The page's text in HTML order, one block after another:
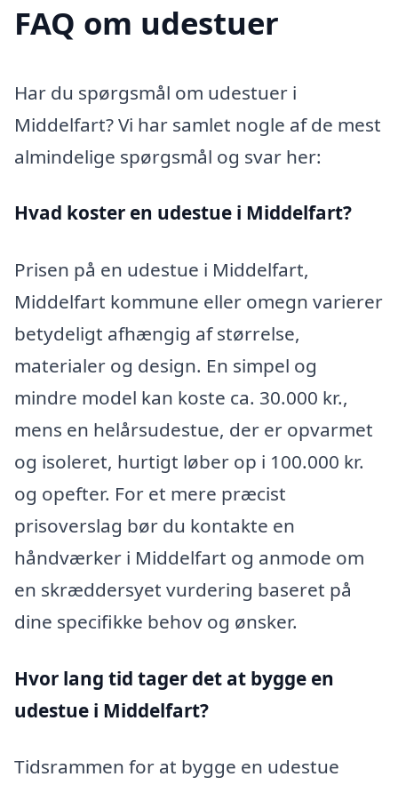
FAQ om udestuer
Har du spørgsmål om udestuer i
Middelfart? Vi har samlet nogle af de mest
almindelige spørgsmål og svar her:
Hvad koster en udestue i Middelfart?
Prisen på en udestue i Middelfart,
Middelfart kommune eller omegn varierer
betydeligt afhængig af størrelse,
materialer og design. En simpel og
mindre model kan koste ca. 30.000 kr.,
mens en helårsudestue, der er opvarmet
og isoleret, hurtigt løber op i 100.000 kr.
og opefter. For et mere præcist
prisoverslag bør du kontakte en
håndværker i Middelfart og anmode om
en skræddersyet vurdering baseret på
dine specifikke behov og ønsker.
Hvor lang tid tager det at bygge en
udestue i Middelfart?
Tidsrammen for at bygge en udestue